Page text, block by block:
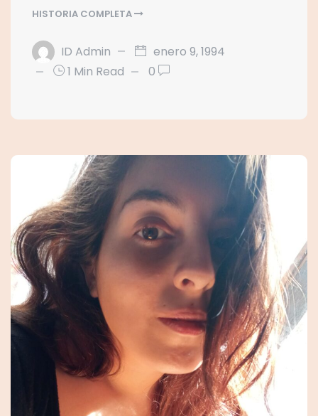
HISTORIA COMPLETA
ID Admin
enero 9, 1994
1 Min Read
0